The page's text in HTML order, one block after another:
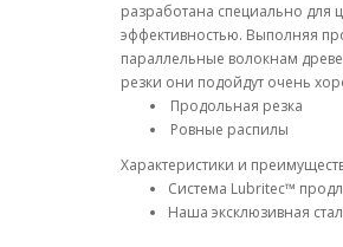
разработана специально для
эффективностью. Выполняя
параллельные волокнам
резки они подойдут очень
Продольная резка
Ровные распилы
Характеристики и
Система Lubritec™
Наша эксклюзивная